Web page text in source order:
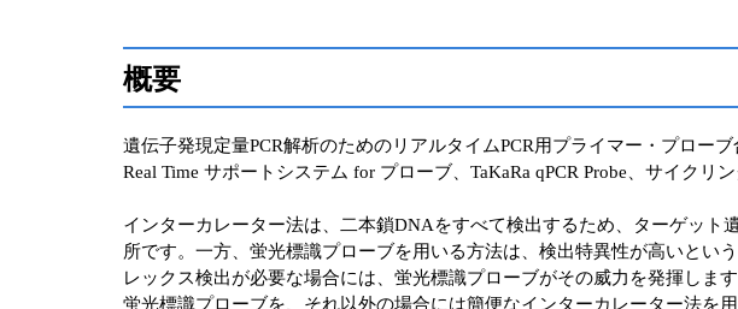
概要
遺伝子発現定量PCR解析のためのリアルタイムPCR用プライマー・プロー
Real Time サポートシステム for プローブ、TaKaRa qPCR Probe、サイクリ
インターカレーター法は、二本鎖DNAをすべて検出するため、ターゲッ
所です。一方、蛍光標識プローブを用いる方法は、検出特異性が高いとい
レックス検出が必要な場合には、蛍光標識プローブがその威力を発揮し
蛍光標識プローブを、それ以外の場合には簡便なインターカレーター法を用